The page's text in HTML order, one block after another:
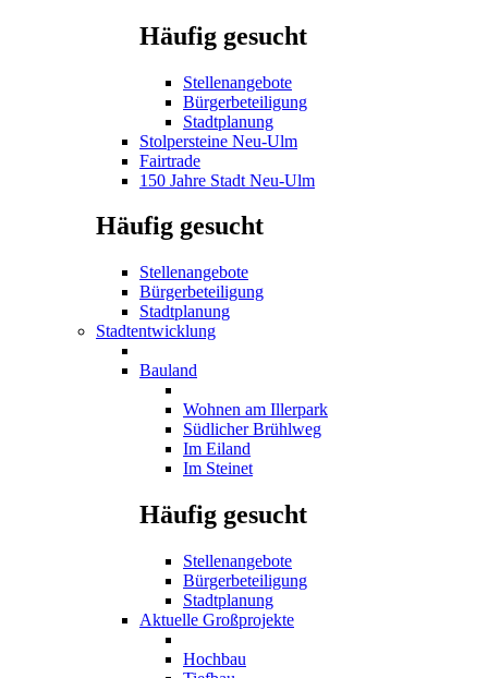
Häufig gesucht
Stellenangebote
Bürgerbeteiligung
Stadtplanung
Stolpersteine Neu-Ulm
Fairtrade
150 Jahre Stadt Neu-Ulm
Häufig gesucht
Stellenangebote
Bürgerbeteiligung
Stadtplanung
Stadtentwicklung
Bauland
Wohnen am Illerpark
Südlicher Brühlweg
Im Eiland
Im Steinet
Häufig gesucht
Stellenangebote
Bürgerbeteiligung
Stadtplanung
Aktuelle Großprojekte
Hochbau